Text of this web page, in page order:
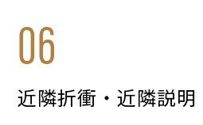
06
近隣折衝・近隣説明